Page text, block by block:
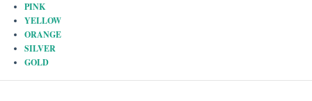
PINK
YELLOW
ORANGE
SILVER
GOLD